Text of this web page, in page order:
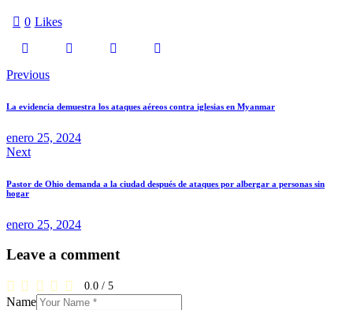
0 Likes
Navegación
de
Previous
La evidencia demuestra los ataques aéreos contra iglesias en Myanmar
enero 25, 2024
Next
Pastor de Ohio demanda a la ciudad después de ataques por albergar a personas sin
hogar
enero 25, 2024
Leave a comment
0.0 / 5
Name